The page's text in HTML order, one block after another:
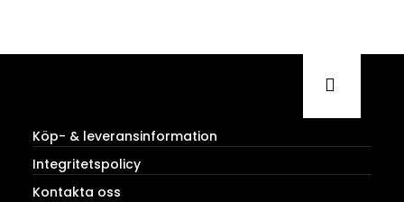
Köp- & leveransinformation
Integritetspolicy
Kontakta oss